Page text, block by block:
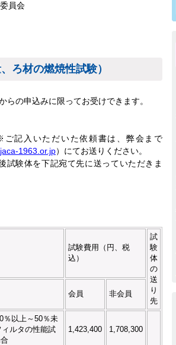
員会
ろ材の燃焼性試験）
の申込みに限ってお受けできます。
ご記入いただいた依頼書は、弊会まで
1963.or.jp）にてお送りください。
試験体を下記宛て先に送っていただきま
試験費用（円、税
込）
試
験
体
の
送
り
先
会員 非会員
％以上～50％未
ルタの性能試
1,423,400 1,708,300